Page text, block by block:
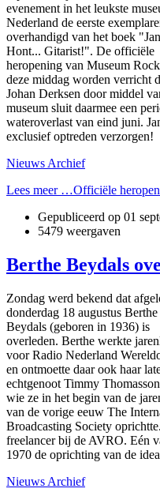
evenement in het leukste
Nederland de eerste
overhandigd van het boek
Hont... Gitarist!". De officiële
heropening van Museum
deze middag worden verricht
Johan Derksen door middel
museum sluit daarmee een
wateroverlast van eind juni.
exclusief optreden verzorgen!
Nieuws Archief
Lees meer …Officiële
Gepubliceerd op 01
5479 weergaven
Berthe Beydals
Zondag werd bekend dat
donderdag 18 augustus Berthe
Beydals (geboren in 1936) is
overleden. Berthe werkte
voor Radio Nederland
en ontmoette daar ook haar
echtgenoot Timmy
wie ze in het begin van de
van de vorige eeuw The
Broadcasting Society
freelancer bij de AVRO. Eén
1970 de oprichting van de
Nieuws Archief